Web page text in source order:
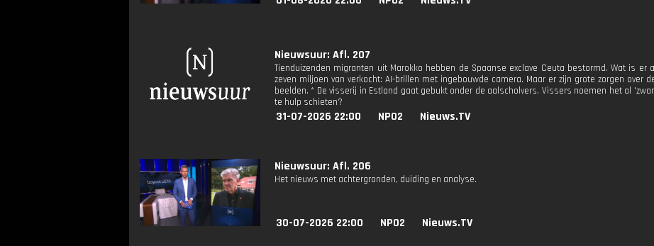
Nieuwsuur: Afl. 207
Tienduizenden migranten uit Marokko hebben de Spaanse exclave Ceuta bestormd. Wat is er
zeven miljoen van verkocht: AI-brillen met ingebouwde camera. Maar er zijn grote zorgen over
beelden. * De visserij in Estland gaat gebukt onder de aalscholvers. Vissers noemen het al
te hulp schieten?
31-07-2026 22:00 NPO2 Nieuws.TV
Nieuwsuur: Afl. 206
Het nieuws met achtergronden, duiding en analyse.
30-07-2026 22:00 NPO2 Nieuws.TV